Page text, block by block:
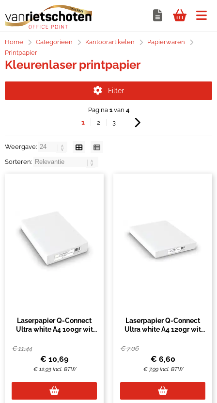
Home Categorieën Kantoorartikelen
Papierwaren
Printpapier
Kleurenlaser printpapier
Filter
Pagina 1van 4
1 2 3
Weergave:
Sorteren:
Laserpapier Q-Connect
Ultra white A4 100gr wit
€11,44
€ 10,69
€12,93 Incl. BTW
Laserpapier Q-Connect
Ultra white A4 120gr wit
€7,06
€ 6,60
€ 7,99 Incl. BTW